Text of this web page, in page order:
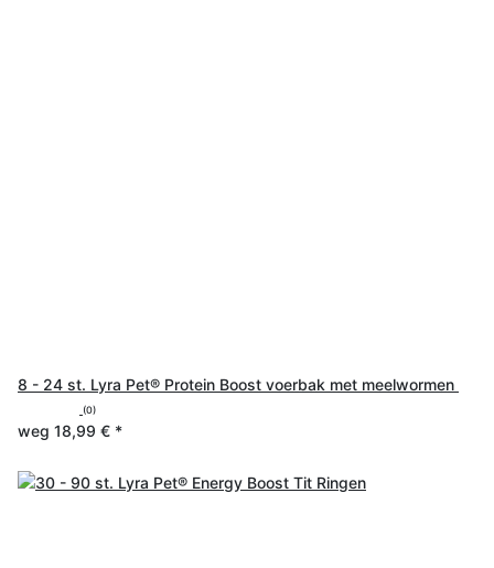
8 - 24 st. Lyra Pet® Protein Boost voerbak met meelwormen
(0)
weg 18,99 € *